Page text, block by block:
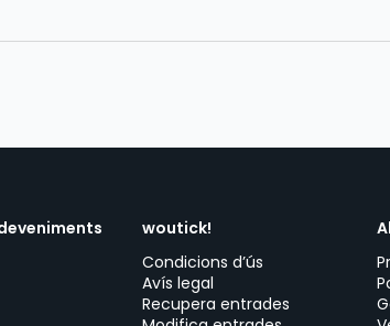
woutick!
Condicions d’ús
Avís legal
Recupera entrades